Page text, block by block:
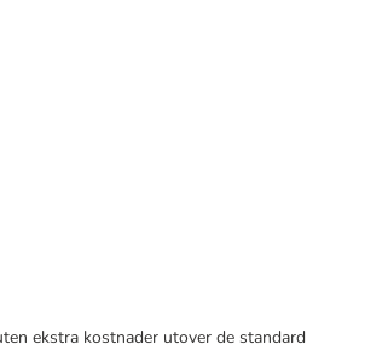
ekstra kostnader utover de standard